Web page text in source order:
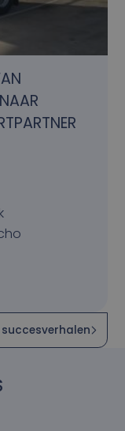
succesverhalen